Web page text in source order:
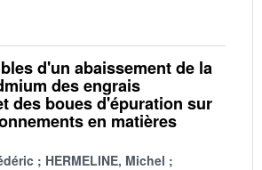
d'un abaissement de la
des engrais
des boues d'épuration sur
en matières
HERMELINE, Michel